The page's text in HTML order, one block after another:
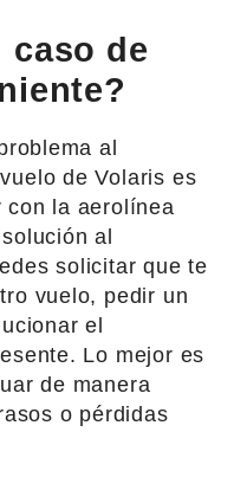
caso de
al
de Volaris es
con la aerolínea
al
solicitar que te
vuelo, pedir un
el
Lo mejor es
de manera
o pérdidas